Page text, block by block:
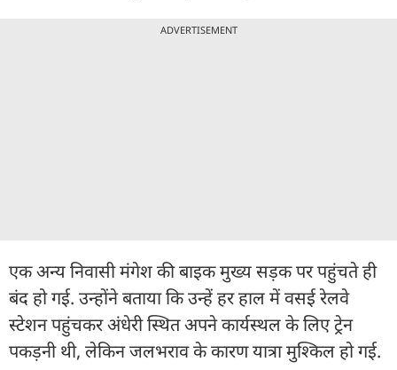
ADVERTISEMENT
एक अन्य निवासी मंगेश की बाइक मुख्य सड़क पर पहुंचते ही
बंद हो गई. उन्होंने बताया कि उन्हें हर हाल में वसई रेलवे
स्टेशन पहुंचकर अंधेरी स्थित अपने कार्यस्थल के लिए ट्रेन
पकड़नी थी, लेकिन जलभराव के कारण यात्रा मुश्किल हो गई.